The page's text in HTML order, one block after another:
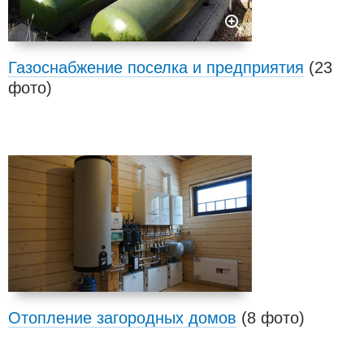
Газоснабжение поселка и предприятия (23
фото)
Отопление загородных домов (8 фото)